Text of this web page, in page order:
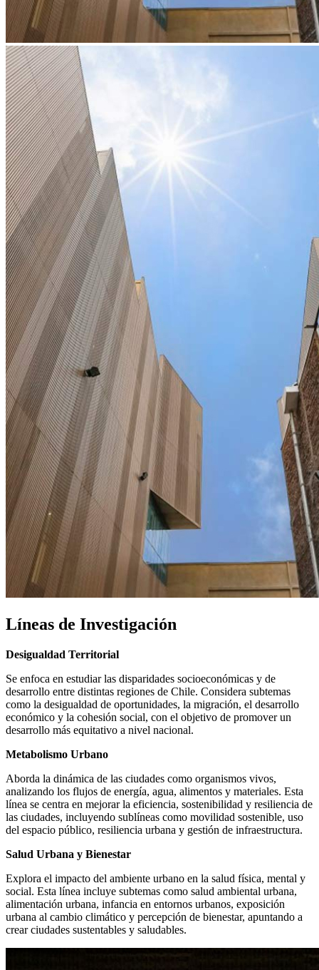
Líneas de Investigación
Desigualdad Territorial
Se enfoca en estudiar las disparidades socioeconómicas y de
desarrollo entre distintas regiones de Chile. Considera subtemas
como la desigualdad de oportunidades, la migración, el desarrollo
económico y la cohesión social, con el objetivo de promover un
desarrollo más equitativo a nivel nacional.
Metabolismo Urbano
Aborda la dinámica de las ciudades como organismos vivos,
analizando los flujos de energía, agua, alimentos y materiales. Esta
línea se centra en mejorar la eficiencia, sostenibilidad y resiliencia de
las ciudades, incluyendo sublíneas como movilidad sostenible, uso
del espacio público, resiliencia urbana y gestión de infraestructura.
Salud Urbana y Bienestar
Explora el impacto del ambiente urbano en la salud física, mental y
social. Esta línea incluye subtemas como salud ambiental urbana,
alimentación urbana, infancia en entornos urbanos, exposición
urbana al cambio climático y percepción de bienestar, apuntando a
crear ciudades sustentables y saludables.